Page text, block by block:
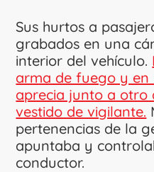
Sus hurtos a
grabados en una
interior del vehículo.
arma de fuego y en
aprecia junto a otro
vestido de vigilante.
pertenencias de la
apuntaba y
conductor.